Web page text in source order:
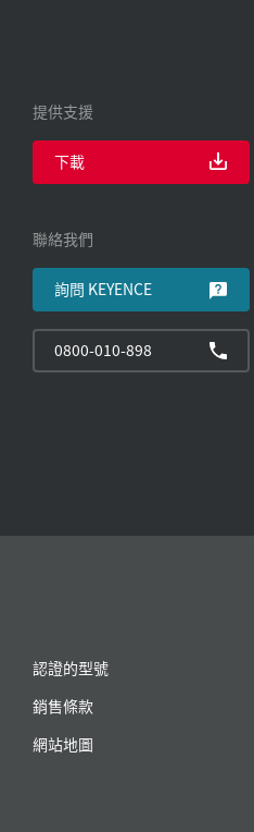
提供支援
下載
聯絡我們
詢問 KEYENCE
0800-010-898
認證的型號
銷售條款
網站地圖